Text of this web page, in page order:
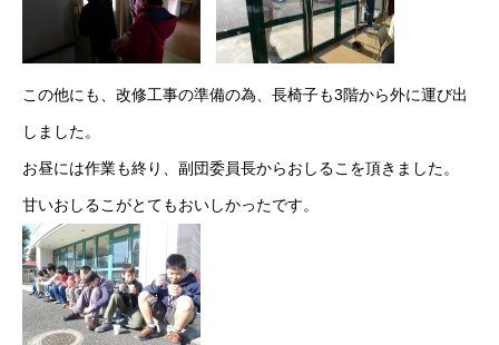
この他にも、改修工事の準備の為、長椅子も3階から外に運び出
しました。
お昼には作業も終り、副団委員長からおしるこを頂きました。
甘いおしるこがとてもおいしかったです。